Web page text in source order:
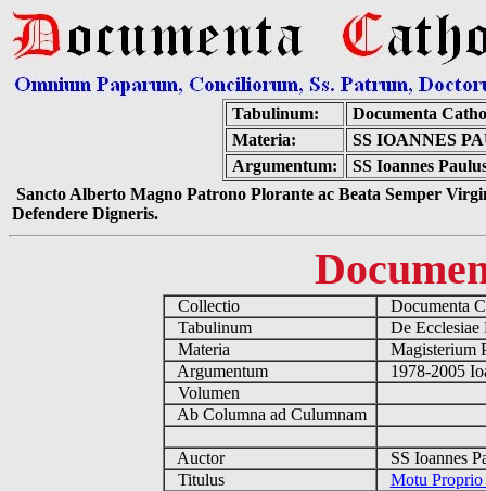
Tabulinum:
Documenta
Materia:
SS IOANNES
Argumentum:
SS Ioannes
Sancto Alberto Magno Patrono Plorante ac Beata Semper
Defendere Digneris.
Collectio
Documenta
Tabulinum
De
Materia
Magisterium
Argumentum
1978-2005
Volumen
Ab Columna ad Culumnam
Auctor
SS Ioannes
Titulus
Motu